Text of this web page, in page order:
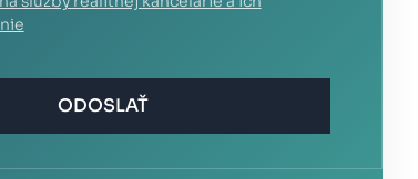
ODOSLAŤ